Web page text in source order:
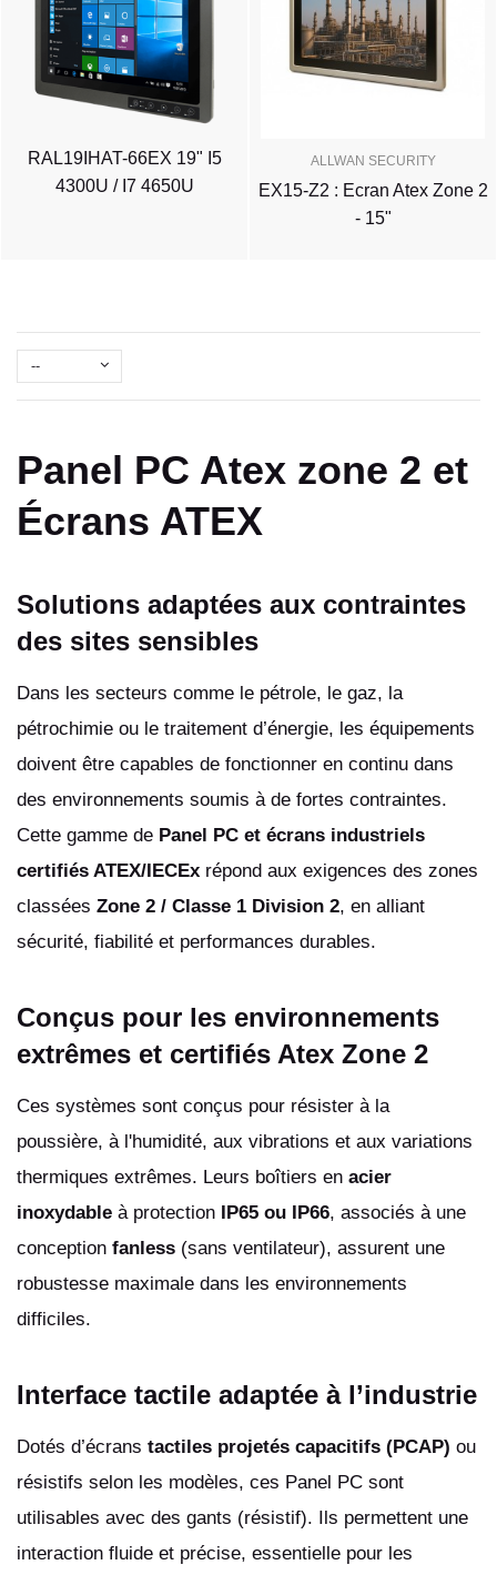
RAL19IHAT-66EX 19" I5
4300U / I7 4650U
ALLWAN SECURITY
EX15-Z2 : Ecran Atex Zone 2
- 15"
--
Panel PC Atex zone 2 et
Écrans ATEX
Solutions adaptées aux contraintes
des sites sensibles
Dans les secteurs comme le pétrole, le gaz, la
pétrochimie ou le traitement d’énergie, les équipements
doivent être capables de fonctionner en continu dans
des environnements soumis à de fortes contraintes.
Cette gamme de Panel PC et écrans industriels
certifiés ATEX/IECEx répond aux exigences des zones
classées Zone 2 / Classe 1 Division 2, en alliant
sécurité, fiabilité et performances durables.
Conçus pour les environnements
extrêmes et certifiés Atex Zone 2
Ces systèmes sont conçus pour résister à la
poussière, à l'humidité, aux vibrations et aux variations
thermiques extrêmes. Leurs boîtiers en acier
inoxydable à protection IP65 ou IP66, associés à une
conception fanless (sans ventilateur), assurent une
robustesse maximale dans les environnements
difficiles.
Interface tactile adaptée à l’industrie
Dotés d’écrans tactiles projetés capacitifs (PCAP) ou
résistifs selon les modèles, ces Panel PC sont
utilisables avec des gants (résistif). Ils permettent une
interaction fluide et précise, essentielle pour les